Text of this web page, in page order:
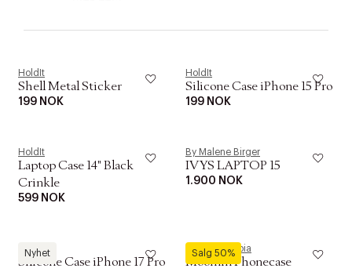
HoldIt
Shell Metal Sticker
199 NOK
HoldIt
Silicone Case iPhone 15 Pro
199 NOK
HoldIt
Laptop Case 14" Black
Crinkle
599 NOK
By Malene Birger
IVYS LAPTOP 15
1.900 NOK
Nyhet
HoldIt
Silicone Case iPhone 17 Pro
Salg 50%
Moomin Arabia
Moomin Phonecase